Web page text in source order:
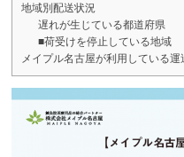
地域別配送状況
遅れが生じている都道府県
■荷受けを停止している地域
メイプル名古屋が利用している運